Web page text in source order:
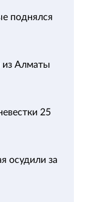
поднялся
из Алматы
25
осудили за